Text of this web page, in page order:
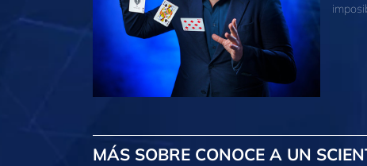
MÁS SOBRE CONOCE A UN